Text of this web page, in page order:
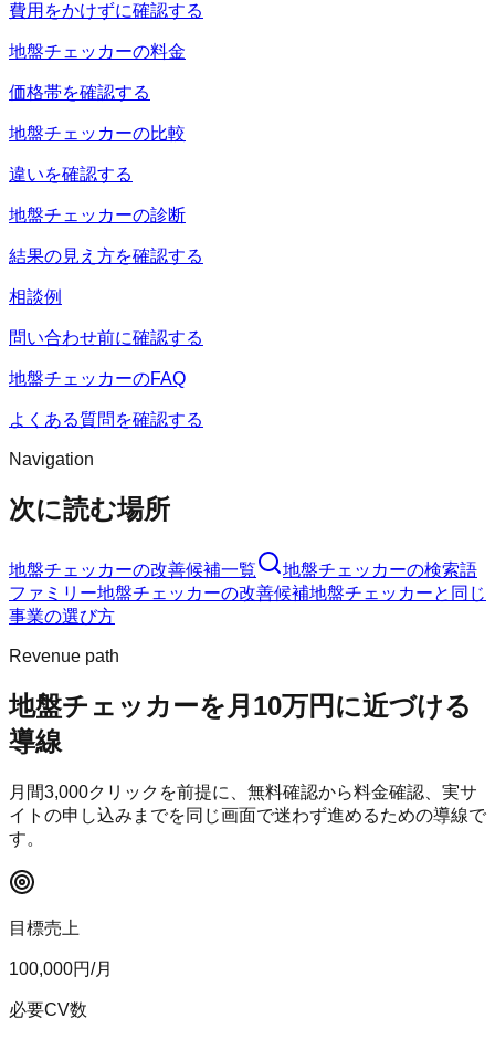
費用をかけずに確認する
地盤チェッカーの料金
価格帯を確認する
地盤チェッカーの比較
違いを確認する
地盤チェッカーの診断
結果の見え方を確認する
相談例
問い合わせ前に確認する
地盤チェッカーのFAQ
よくある質問を確認する
Navigation
次に読む場所
地盤チェッカーの改善候補一覧 地盤チェッカーの検索語
ファミリー地盤チェッカーの改善候補地盤チェッカーと同じ
事業の選び方
Revenue path
地盤チェッカーを月10万円に近づける
導線
月間3,000クリックを前提に、無料確認から料金確認、実サ
イトの申し込みまでを同じ画面で迷わず進めるための導線で
す。
目標売上
100,000円/月
必要CV数